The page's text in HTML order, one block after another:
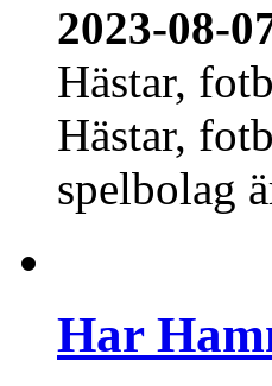
2023-08-
Hästar,
Hästar,
spelbolag
Har